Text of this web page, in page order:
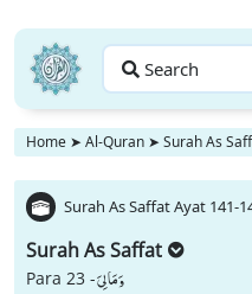
Search
Home ➤ Al-Quran ➤ Surah As
Surah As Saffat Ayat 141-
Surah As Saffat
Para 23 -وَ مَا لِیَ